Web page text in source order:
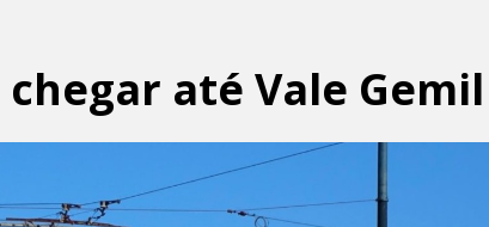
chegar até Vale Gemil